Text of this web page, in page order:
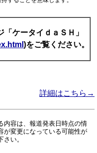
ケータイｄａＳＨ」
)をご覧ください。
詳細はこちら→
内容は、報道発表日時点の情
が変更になっている可能性が
い。